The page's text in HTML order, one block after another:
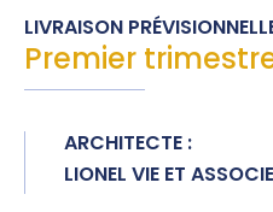
LIVRAISON
Premier
ARCHITECTE :
LIONEL VIE ET